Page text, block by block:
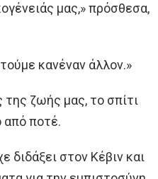
μας,» πρόσθεσα,
κανέναν άλλον.»
ζωής μας, το σπίτι
από ποτέ.
διδάξει στον Κέβιν και